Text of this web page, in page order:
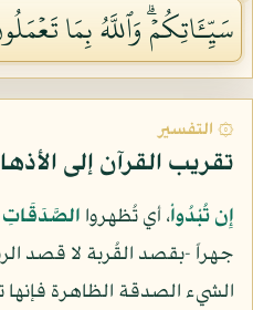
سَيِّـَٔاتِكُمۡۗ وَٱللَّهُ بِمَا
۞ التفسير
تقريب القرآن إلى
إِن تُبْدُواْ، أي تُظهروا الصَّدَقَاتِ
جهراً -بقصد القُربة لا قصد
الشيء الصدقة الظاهرة